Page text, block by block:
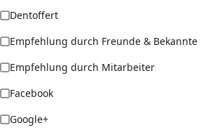
Dentoffert
Empfehlung durch Freunde & Bekannte
Empfehlung durch Mitarbeiter
Facebook
Google+